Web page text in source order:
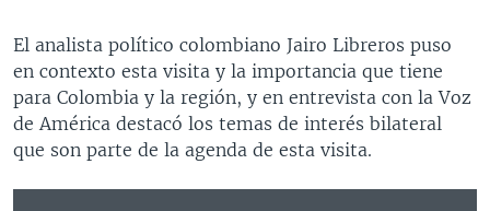
El analista político colombiano Jairo Libreros puso
en contexto esta visita y la importancia que tiene
para Colombia y la región, y en entrevista con la Voz
de América destacó los temas de interés bilateral
que son parte de la agenda de esta visita.